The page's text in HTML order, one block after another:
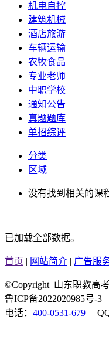
机电自控
建筑机械
酒店旅游
车辆运输
农牧食品
专业老师
中职学校
通知公告
真题题库
单招综评
分类
区域
没有找到相关的课
已加载全部数据。
首页 | 网站简介 | 广告服
©Copyright 山东职教高
鲁ICP备2022020985号-3
电话： 400-0531-679 QQ